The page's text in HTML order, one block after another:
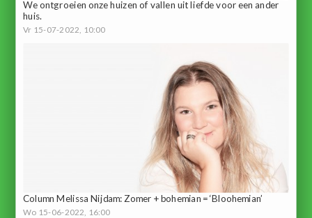
We ontgroeien onze huizen of vallen uit liefde voor een ander
huis.
Vr 15-07-2022, 10:00
Column Melissa Nijdam: Zomer + bohemian = ‘Bloohemian’
Wo 15-06-2022, 16:00